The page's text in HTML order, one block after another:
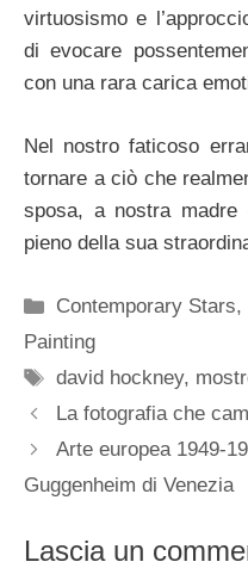
virtuosismo e
di evocare
con una rara carica
Nel nostro faticoso
tornare a ciò che
sposa, a nostra
pieno della sua
Categorie
Contemporary Stars,
Painting
Tag
david hockney,
La fotografia che
Arte europea 1949-
Guggenheim di Venezia
Lascia un